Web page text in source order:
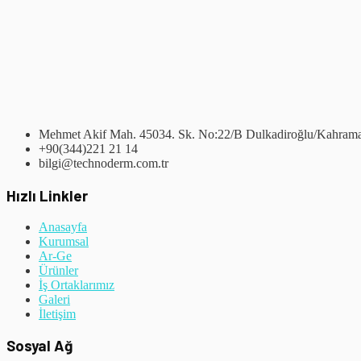
Mehmet Akif Mah. 45034. Sk. No:22/B Dulkadiroğlu/
+90(344)221 21 14
bilgi@technoderm.com.tr
Hızlı Linkler
Anasayfa
Kurumsal
Ar-Ge
Ürünler
İş Ortaklarımız
Galeri
İletişim
Sosyal Ağ